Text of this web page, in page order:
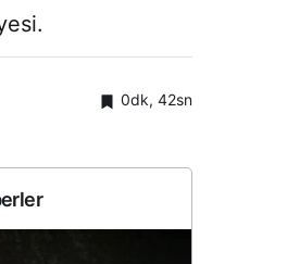
0dk, 42sn